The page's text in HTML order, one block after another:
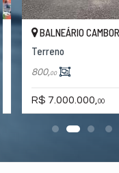
BALNEÁRIO
Terreno
800,00
R$ 7.000.000,00